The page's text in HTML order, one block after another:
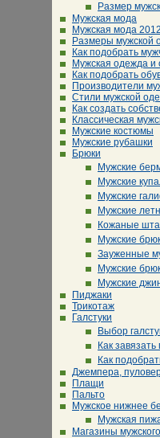
Размер
Мужская мода
Мужская мода 2012
Размеры мужской
Как подобрать
Мужская одежда и
Как подобрать
Производители
Стили мужской
Как создать
Классическая
Мужские костюмы
Мужские рубашки
Брюки
Мужские
Мужские
Мужские
Мужские
Кожаные
Мужские
Зауженные
Мужские
Мужские
Пиджаки
Трикотаж
Галстуки
Выбор
Как завязать
Как
Джемпера,
Плащи
Пальто
Мужское нижнее
Мужская
Магазины